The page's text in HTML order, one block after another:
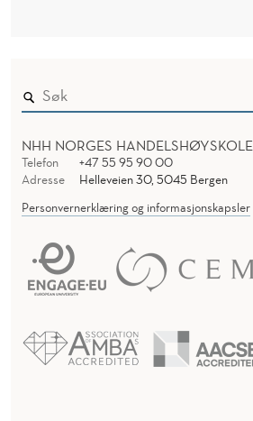
NHH NORGES HANDELSHØYSKOLE
Telefon
+47 55 95 90 00
Adresse
Helleveien 30, 5045 Bergen
Personvernerklæring og informasjonskapsler